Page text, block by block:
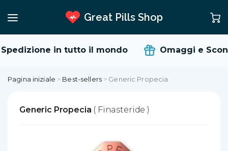
Great Pills Shop
in tutto il mondo Omaggi e
Pagina iniziale > Best-sellers> Generic Propecia
Generic Propecia ( Finasteride )